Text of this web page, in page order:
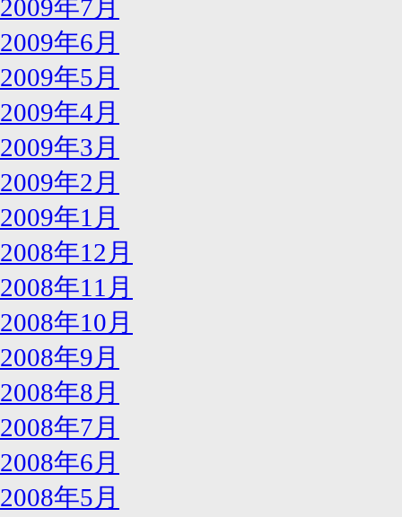
2009年7月
2009年6月
2009年5月
2009年4月
2009年3月
2009年2月
2009年1月
2008年12月
2008年11月
2008年10月
2008年9月
2008年8月
2008年7月
2008年6月
2008年5月